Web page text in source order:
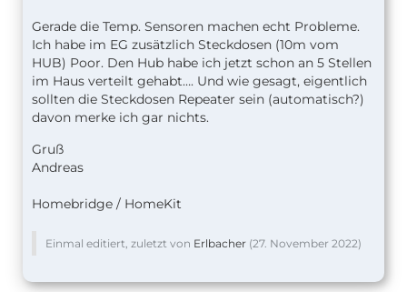
Gerade die Temp. Sensoren machen echt Probleme.
Ich habe im EG zusätzlich Steckdosen (10m vom
HUB) Poor. Den Hub habe ich jetzt schon an 5 Stellen
im Haus verteilt gehabt…. Und wie gesagt, eigentlich
sollten die Steckdosen Repeater sein (automatisch?)
davon merke ich gar nichts.
Gruß
Andreas
Homebridge / HomeKit
Einmal editiert, zuletzt von Erlbacher (27. November 2022)